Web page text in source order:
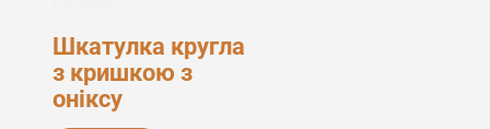
Шкатулка кругла
з кришкою з
оніксу